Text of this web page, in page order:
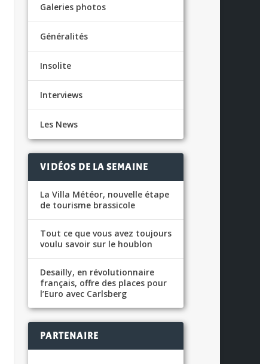
Galeries photos
Généralités
Insolite
Interviews
Les News
VIDÉOS DE LA SEMAINE
La Villa Météor, nouvelle étape
de tourisme brassicole
Tout ce que vous avez toujours
voulu savoir sur le houblon
Desailly, en révolutionnaire
français, offre des places pour
l’Euro avec Carlsberg
PARTENAIRE